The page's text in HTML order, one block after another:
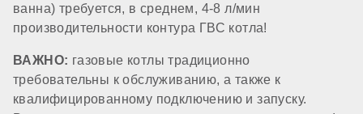
КОМПОНЕНТЫ
Материал первичного теплообменника
ванна) требуется, в среднем, 4-8 л/мин
производительности контура ГВС котла!
ВАЖНО: газовые котлы традиционно
требовательны к обслуживанию, а также к
квалифицированному подключению и запуску.